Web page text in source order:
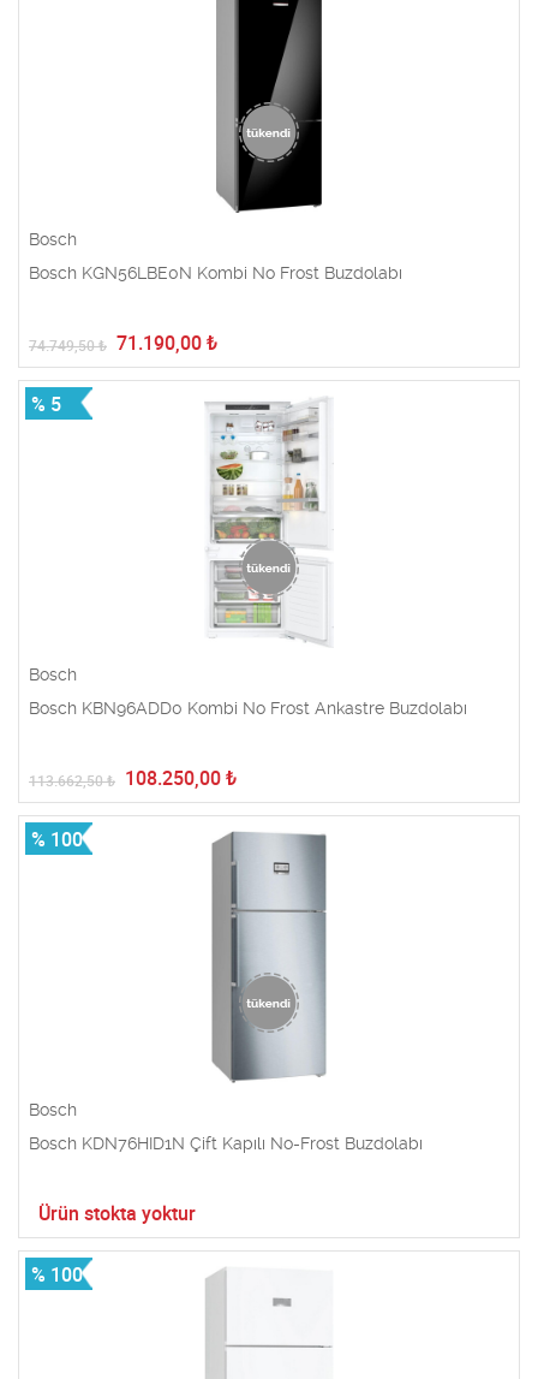
Bosch
Bosch KGN56LBE0N Kombi No Frost Buzdolabı
74.749,50₺ 71.190,00 ₺
% 5
Bosch
Bosch KBN96ADD0 Kombi No Frost Ankastre Buzdolabı
113.662,50₺ 108.250,00 ₺
% 100
Bosch
Bosch KDN76HID1N Çift Kapılı No-Frost Buzdolabı
Ürün stokta yoktur
% 100